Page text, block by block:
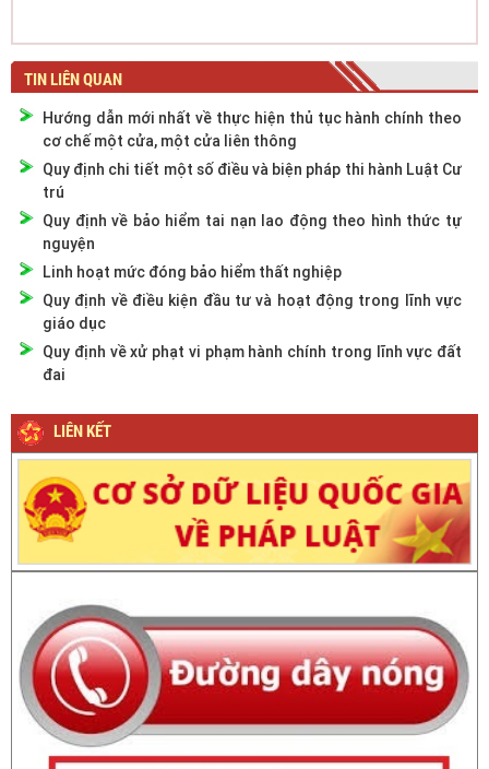
TIN LIÊN QUAN
Hướng dẫn mới nhất về thực hiện thủ tục hành chính theo
cơ chế một cửa, một cửa liên thông
Quy định chi tiết một số điều và biện pháp thi hành Luật Cư
trú
Quy định về bảo hiểm tai nạn lao động theo hình thức tự
nguyện
Linh hoạt mức đóng bảo hiểm thất nghiệp
Quy định về điều kiện đầu tư và hoạt động trong lĩnh vực
giáo dục
Quy định về xử phạt vi phạm hành chính trong lĩnh vực đất
đai
LIÊN KẾT